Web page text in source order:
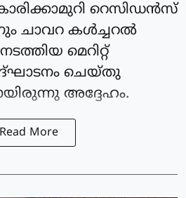
കാരിക്കാമുറി റെസിഡൻസ്
ചാവറ കൾച്ചറൽ
മെറിറ്റ്
ചെയ്തു
അദ്ദേഹം.
Read More